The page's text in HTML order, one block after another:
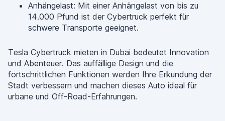
Anhängelast: Mit einer Anhängelast von bis zu
14.000 Pfund ist der Cybertruck perfekt für
schwere Transporte geeignet.
Tesla Cybertruck mieten in Dubai bedeutet Innovation
und Abenteuer. Das auffällige Design und die
fortschrittlichen Funktionen werden Ihre Erkundung der
Stadt verbessern und machen dieses Auto ideal für
urbane und Off-Road-Erfahrungen.